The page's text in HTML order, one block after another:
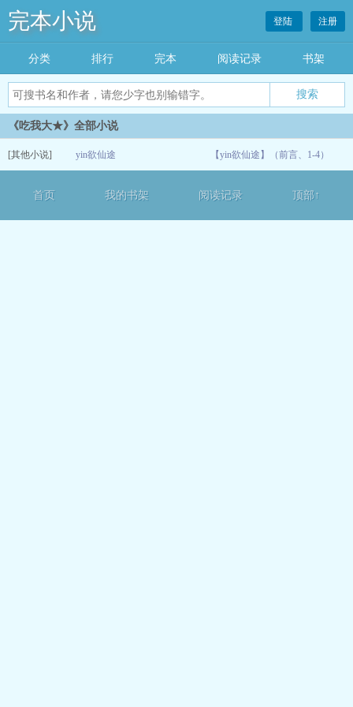
完本小说 登陆 注册
分类 排行 完本 阅读记录 书架
《吃我大★》全部小说
[其他小说] yin欲仙途 【yin欲仙途】（前言、1-4）
首页 我的书架 阅读记录 顶部↑